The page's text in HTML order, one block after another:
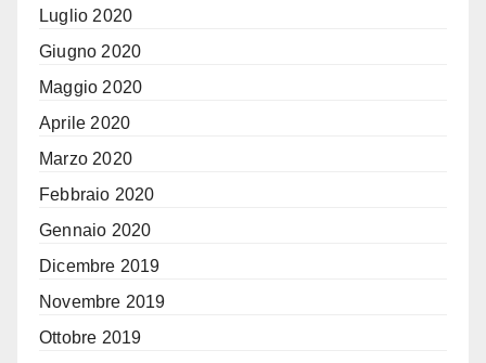
Luglio 2020
Giugno 2020
Maggio 2020
Aprile 2020
Marzo 2020
Febbraio 2020
Gennaio 2020
Dicembre 2019
Novembre 2019
Ottobre 2019